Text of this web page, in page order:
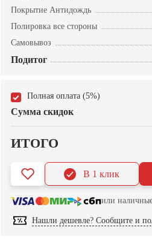
Покрытие Антидождь
Полировка все стороны
Самовывоз
Подитог
Полная оплата (5%)
Сумма скидок
ИТОГО
В 1 клик
или
Нашли дешевле? Сообщите и